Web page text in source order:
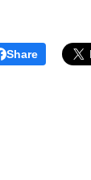
Share